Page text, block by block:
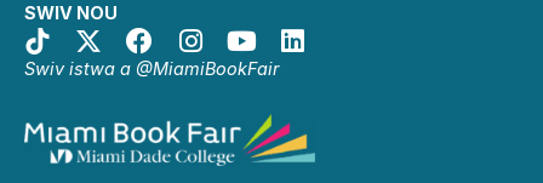
SWIV NOU
Swiv istwa a @MiamiBookFair